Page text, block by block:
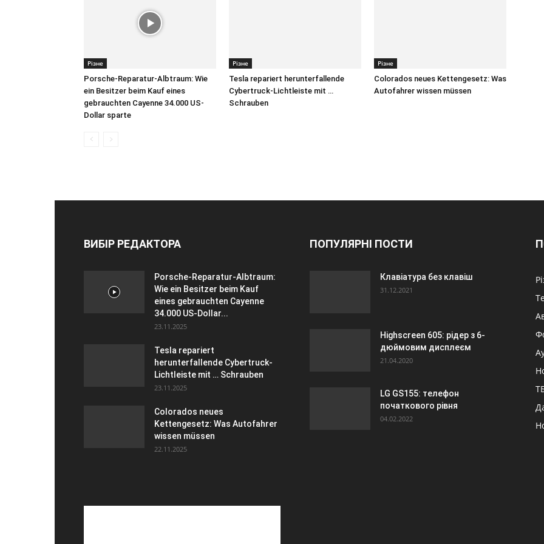
Різне
Porsche-Reparatur-Albtraum: Wie
ein Besitzer beim Kauf eines
gebrauchten Cayenne 34.000 US-
Dollar sparte
Різне
Tesla repariert herunterfallende
Cybertruck-Lichtleiste mit …
Schrauben
Різне
Colorados neues Kettengesetz: Was
Autofahrer wissen müssen
ВИБІР РЕДАКТОРА
Porsche-Reparatur-Albtraum:
Wie ein Besitzer beim Kauf
eines gebrauchten Cayenne
34.000 US-Dollar...
23.11.2025
Tesla repariert
herunterfallende Cybertruck-
Lichtleiste mit … Schrauben
23.11.2025
Colorados neues
Kettengesetz: Was Autofahrer
wissen müssen
22.11.2025
ПОПУЛЯРНІ ПОСТИ
Клавіатура без клавіш
31.12.2021
Highscreen 605: рідер з 6-
дюймовим дисплеєм
21.04.2020
LG GS155: телефон
початкового рівня
04.02.2022